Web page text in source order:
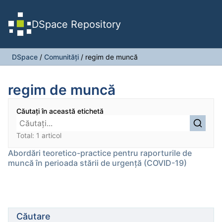
DSpace Repository
DSpace / Comunități / regim de muncă
regim de muncă
Căutați în această etichetă
Total: 1 articol
Abordări teoretico-practice pentru raporturile de
muncă în perioada stării de urgență (COVID-19)
Căutare